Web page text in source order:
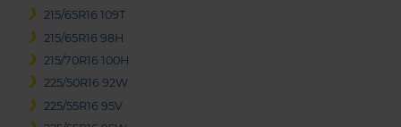
215/65R16 109T
215/65R16 98H
215/70R16 100H
225/50R16 92W
225/55R16 95V